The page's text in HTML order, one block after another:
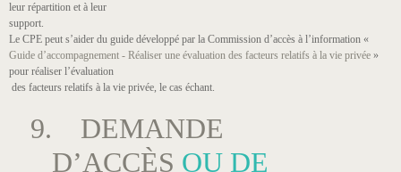
leur répartition et à leur
support.
Le CPE peut s’aider du guide développé par la Commission d’accès à l’information «
Guide d’accompagnement - Réaliser une évaluation des facteurs relatifs à la vie privée »
pour réaliser l’évaluation
des facteurs relatifs à la vie privée, le cas échant.
9. DEMANDE
D’ACCÈS OU DE